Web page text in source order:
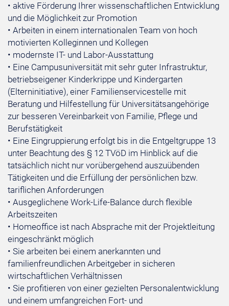
• aktive Förderung Ihrer wissenschaftlichen Entwicklung
und die Möglichkeit zur Promotion
• Arbeiten in einem internationalen Team von hoch
motivierten Kolleginnen und Kollegen
• modernste IT- und Labor-Ausstattung
• Eine Campusuniversität mit sehr guter Infrastruktur,
betriebseigener Kinderkrippe und Kindergarten
(Elterninitiative), einer Familienservicestelle mit
Beratung und Hilfestellung für Universitätsangehörige
zur besseren Vereinbarkeit von Familie, Pflege und
Berufstätigkeit
• Eine Eingruppierung erfolgt bis in die Entgeltgruppe 13
unter Beachtung des § 12 TVöD im Hinblick auf die
tatsächlich nicht nur vorübergehend auszuübenden
Tätigkeiten und die Erfüllung der persönlichen bzw.
tariflichen Anforderungen
• Ausgeglichene Work-Life-Balance durch flexible
Arbeitszeiten
• Homeoffice ist nach Absprache mit der Projektleitung
eingeschränkt möglich
• Sie arbeiten bei einem anerkannten und
familienfreundlichen Arbeitgeber in sicheren
wirtschaftlichen Verhältnissen
• Sie profitieren von einer gezielten Personalentwicklung
und einem umfangreichen Fort- und